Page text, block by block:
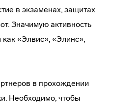
в экзаменах, защитах
Значимую активность
«Элвис», «Элинс»,
в прохождении
Необходимо, чтобы